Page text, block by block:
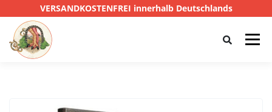
VERSANDKOSTENFREI innerhalb Deutschlands
Menü